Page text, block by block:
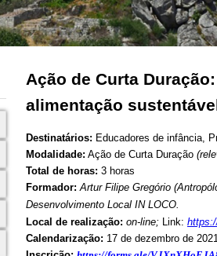
Ação de Curta
alimentação
Destinatários: Educadores de infância,
Modalidade: Ação de Curta Duração
Total de horas: 3 horas
Formador:Artur Filipe Gregório
Desenvolvimento Local IN LOCO.
Local de realização: on-line; Link:
Calendarização: 17 de dezembro de